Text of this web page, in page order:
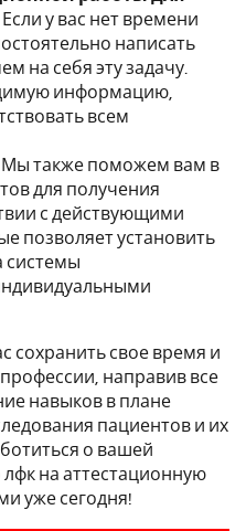
Если у вас нет времени
написать
на себя эту задачу.
информацию,
всем
Мы также поможем вам в
для получения
с действующими
позволяет установить
системы
сохранить свое время и
направив все
навыков в плане
пациентов и их
о вашей
на аттестационную
уже сегодня!